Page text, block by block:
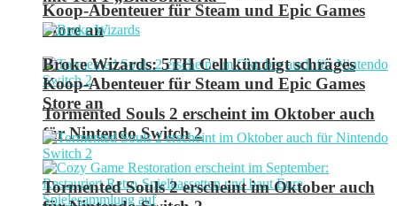
Koop-Abenteuer für Steam und Epic Games
Store an
Tormented Souls 2 erscheint im Oktober auch
für Nintendo Switch 2
Broke Wizards: 5TH Cell kündigt schräges
Koop-Abenteuer für Steam und Epic Games
Store an
Tormented Souls 2 erscheint im Oktober auch